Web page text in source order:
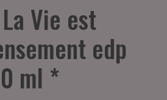
Vie est
edp
ml *